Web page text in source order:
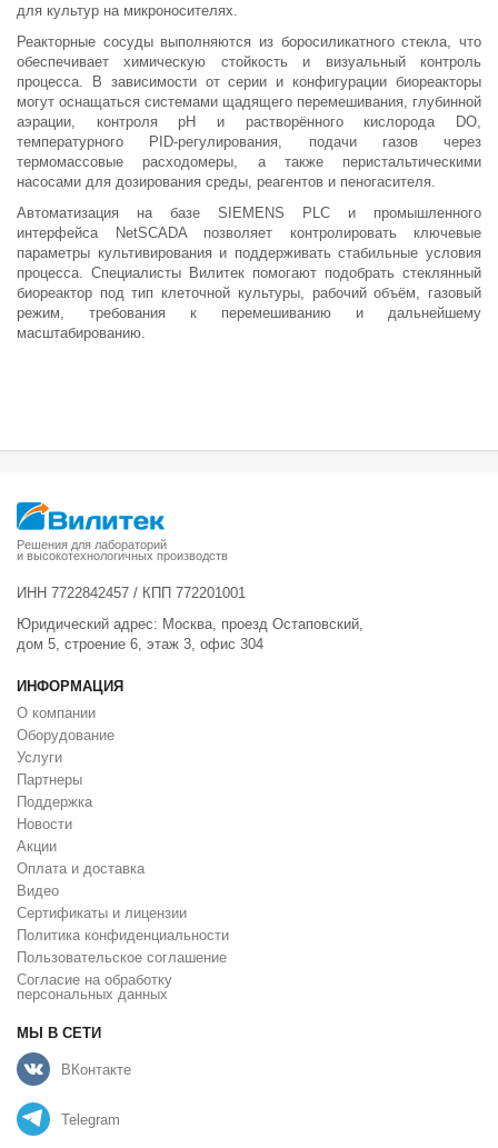
для культур на микроносителях.
Реакторные сосуды выполняются из боросиликатного стекла, что
обеспечивает химическую стойкость и визуальный контроль
процесса. В зависимости от серии и конфигурации биореакторы
могут оснащаться системами щадящего перемешивания, глубинной
аэрации, контроля pH и растворённого кислорода DO,
температурного PID-регулирования, подачи газов через
термомассовые расходомеры, а также перистальтическими
насосами для дозирования среды, реагентов и пеногасителя.
Автоматизация на базе SIEMENS PLC и промышленного
интерфейса NetSCADA позволяет контролировать ключевые
параметры культивирования и поддерживать стабильные условия
процесса. Специалисты Вилитек помогают подобрать стеклянный
биореактор под тип клеточной культуры, рабочий объём, газовый
режим, требования к перемешиванию и дальнейшему
масштабированию.
Решения для лабораторий
и высокотехнологичных производств
ИНН 7722842457 / КПП 772201001
Юридический адрес: Москва, проезд Остаповский,
дом 5, строение 6, этаж 3, офис 304
ИНФОРМАЦИЯ
О компании
Оборудование
Услуги
Партнеры
Поддержка
Новости
Акции
Оплата и доставка
Видео
Сертификаты и лицензии
Политика конфиденциальности
Пользовательское соглашение
Cогласие на обработку
персональных данных
МЫ В СЕТИ
ВКонтакте
Telegram